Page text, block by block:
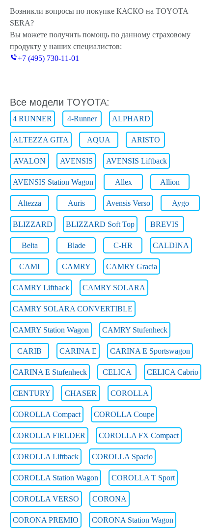
Возникли вопросы по покупке КАСКО на TOYOTA
SERA?
Вы можете получить помощь по данному страховому
продукту у наших специалистов:
+7 (495) 730-11-01
Все модели TOYOTA:
4 RUNNER 4-Runner ALPHARD
ALTEZZA GITA AQUA ARISTO
AVALON AVENSIS AVENSIS Liftback
AVENSIS Station Wagon Allex Allion
Altezza Auris Avensis Verso Aygo
BLIZZARD BLIZZARD Soft Top BREVIS
Belta Blade C-HR CALDINA
CAMI CAMRY CAMRY Gracia
CAMRY Liftback CAMRY SOLARA
CAMRY SOLARA CONVERTIBLE
CAMRY Station Wagon CAMRY Stufenheck
CARIB CARINA E CARINA E Sportswagon
CARINA E Stufenheck CELICA CELICA Cabrio
CENTURY CHASER COROLLA
COROLLA Compact COROLLA Coupe
COROLLA FIELDER COROLLA FX Compact
COROLLA Liftback COROLLA Spacio
COROLLA Station Wagon COROLLA T Sport
COROLLA VERSO CORONA
CORONA PREMIO CORONA Station Wagon